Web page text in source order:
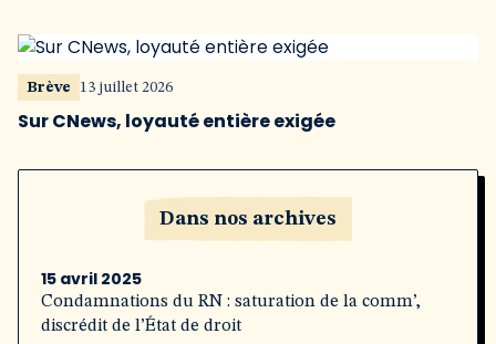
Brève 13 juillet 2026
Sur CNews, loyauté entière exigée
Dans nos archives
15 avril 2025
Condamnations du RN : saturation de la comm’,
discrédit de l’État de droit